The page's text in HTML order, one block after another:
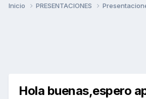
Inicio PRESENTACIONES
Hola buenas,espero